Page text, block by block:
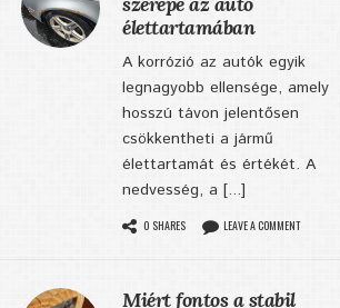
élettartamában
A korrózió az autók egyik
legnagyobb ellensége, amely
hosszú távon jelentősen
csökkentheti a jármű
élettartamát és értékét. A
nedvesség, a [...]
0 SHARES LEAVE A COMMENT
Miért fontos a stabil